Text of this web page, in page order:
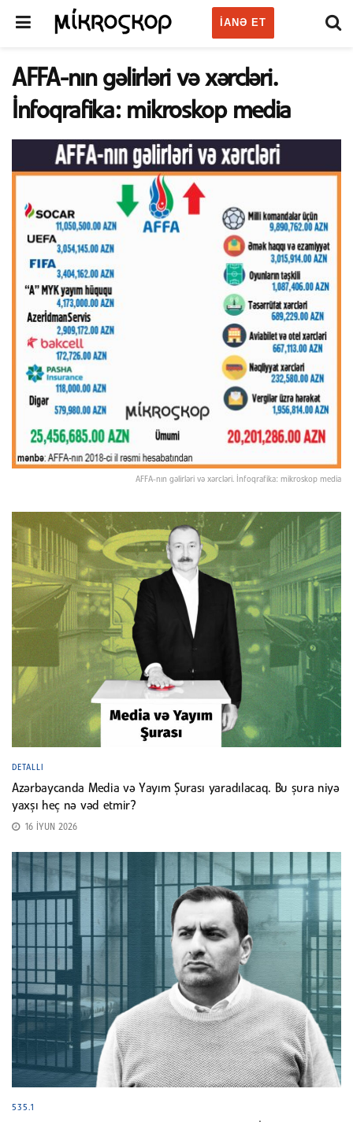
IANƏ ET
AFFA-nın gəlirləri və xərcləri.
İnfoqrafika: mikroskop media
AFFA-nın gəlirləri və xərcləri. İnfoqrafika: mikroskop media
DETALLI
Azərbaycanda Media və Yayım Şurası yaradılacaq. Bu şura niyə
yaxşı heç nə vəd etmir?
16 İYUN 2026
535.1